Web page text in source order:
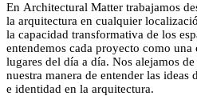
En Architectural Matter trabajamos
la arquitectura en cualquier
la capacidad transformativa de los
entendemos cada proyecto como
lugares del día a día. Nos alejamos
nuestra manera de entender las ideas
e identidad en la arquitectura.